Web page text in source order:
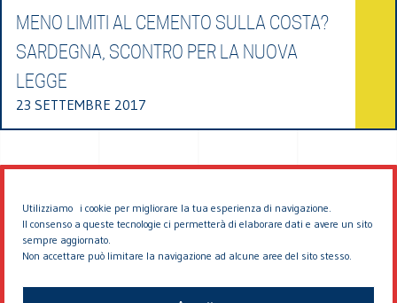
Utilizziamo i cookie per migliorare la tua esperienza di navigazione.
Il consenso a queste tecnologie ci permetterà di elaborare dati e avere un sito
sempre aggiornato.
Non accettare può limitare la navigazione ad alcune aree del sito stesso.
MENO LIMITI AL CEMENTO SULLA COSTA?
SARDEGNA, SCONTRO PER LA NUOVA
LEGGE
23 SETTEMBRE 2017
© 2026 EDDYBURG